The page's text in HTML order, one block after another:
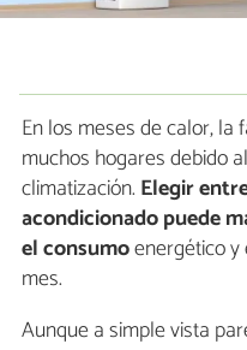
En los meses de calor,
muchos hogares debido
climatización. Elegir
acondicionado puede
el consumoenergético
mes.
Aunque a simple vista